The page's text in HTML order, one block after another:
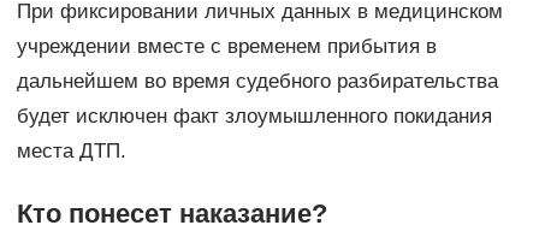
При фиксировании личных данных в медицинском
учреждении вместе с временем прибытия в
дальнейшем во время судебного разбирательства
будет исключен факт злоумышленного покидания
места ДТП.
Кто понесет наказание?